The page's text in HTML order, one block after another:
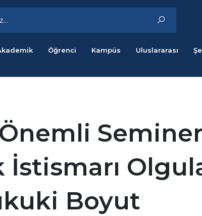
Öğrenci Kampüs Uluslararası
Boyut